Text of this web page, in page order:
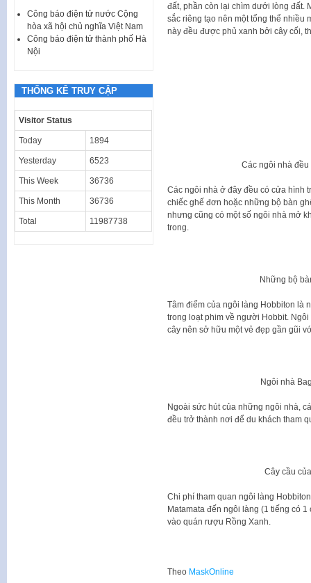
đất, phần còn lại chìm dưới lòng đất.
sắc riêng tạo nên một tổng thể nhiều
này đều được phủ xanh bởi cây cối,
Các ngôi nhà
Các ngôi nhà ở đây đều có cửa hình
chiếc ghế đơn hoặc những bộ bàn
nhưng cũng có một số ngôi nhà mở
trong.
Những bộ
Tâm điểm của ngôi làng Hobbiton là
trong loạt phim về người Hobbit.
cây nên sở hữu một vẻ đẹp gần gũi
Ngôi nhà
Ngoài sức hút của những ngôi nhà,
đều trở thành nơi để du khách tham
Cây cầu
Chi phí tham quan ngôi làng
Matamata đến ngôi làng (1 tiếng có
vào quán rượu Rồng Xanh.
Theo MaskOnline
Công báo điện tử nước Cộng
hòa xã hội chủ nghĩa Việt Nam
Công báo điện tử thành phố Hà
Nội
THỐNG KÊ TRUY CẬP
Visitor Status
Today 1894
Yesterday 6523
This Week 36736
This Month 36736
Total 11987738